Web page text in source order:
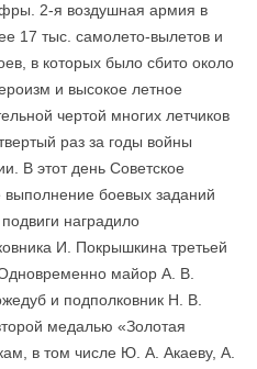
2-я воз­душная армия в
17 тыс. самолето-вылетов и
в которых было сбито около
и высокое летное
чертой многих летчиков
раз за годы войны
В этот день Советское
выполнение боевых заданий
наградило
И. Покрышкина третьей
майор А. В.
и подполковник Н. В.
медалью «Золотая
в том числе Ю. А. Акаеву, А.